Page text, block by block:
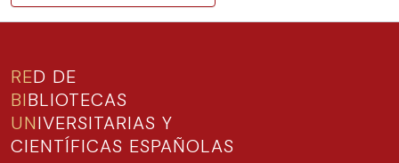
RED DE
BIBLIOTECAS
UNIVERSITARIAS Y
CIENTÍFICAS ESPAÑOLAS